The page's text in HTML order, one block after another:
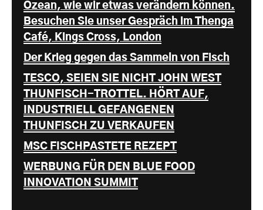
Ozean, wie wir etwas verändern können.
Besuchen Sie unser Gespräch im Thenga
Café, Kings Cross, London
Der Krieg gegen das Sammeln von Fisch
TESCO, SEIEN SIE NICHT JOHN WEST
THUNFISCH-TROTTEL. HÖRT AUF,
INDUSTRIELL GEFANGENEN
THUNFISCH ZU VERKAUFEN
MSC FISCHPASTETE REZEPT
WERBUNG FÜR DEN BLUE FOOD
INNOVATION SUMMIT